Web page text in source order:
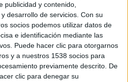
publicidad y contenido,
desarrollo de servicios. Con su
socios podemos utilizar datos de
e identificación mediante las
Puede hacer clic para otorgarnos
y a nuestros 1538 socios para
previamente descrito. De
clic para denegar su
exclusiva de ‘El espía
inspirada en hechos
"Davicine" - 4 enero, 2022